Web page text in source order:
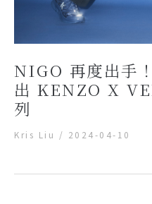
NIGO 再度出手
出 KENZO X
列
Kris Liu / 2024-04-10